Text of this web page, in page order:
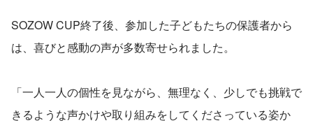
SOZOW CUP終了後、参加した子どもたちの保護者から
は、喜びと感動の声が多数寄せられました。
「一人一人の個性を見ながら、無理なく、少しでも挑戦で
きるような声かけや取り組みをしてくださっている姿か